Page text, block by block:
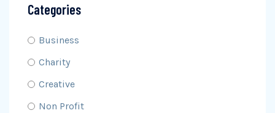
Categories
Business
Charity
Creative
Non Profit